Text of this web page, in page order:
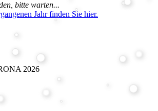
bitte warten...
Jahr finden Sie hier.
Xing
YouTube
2026